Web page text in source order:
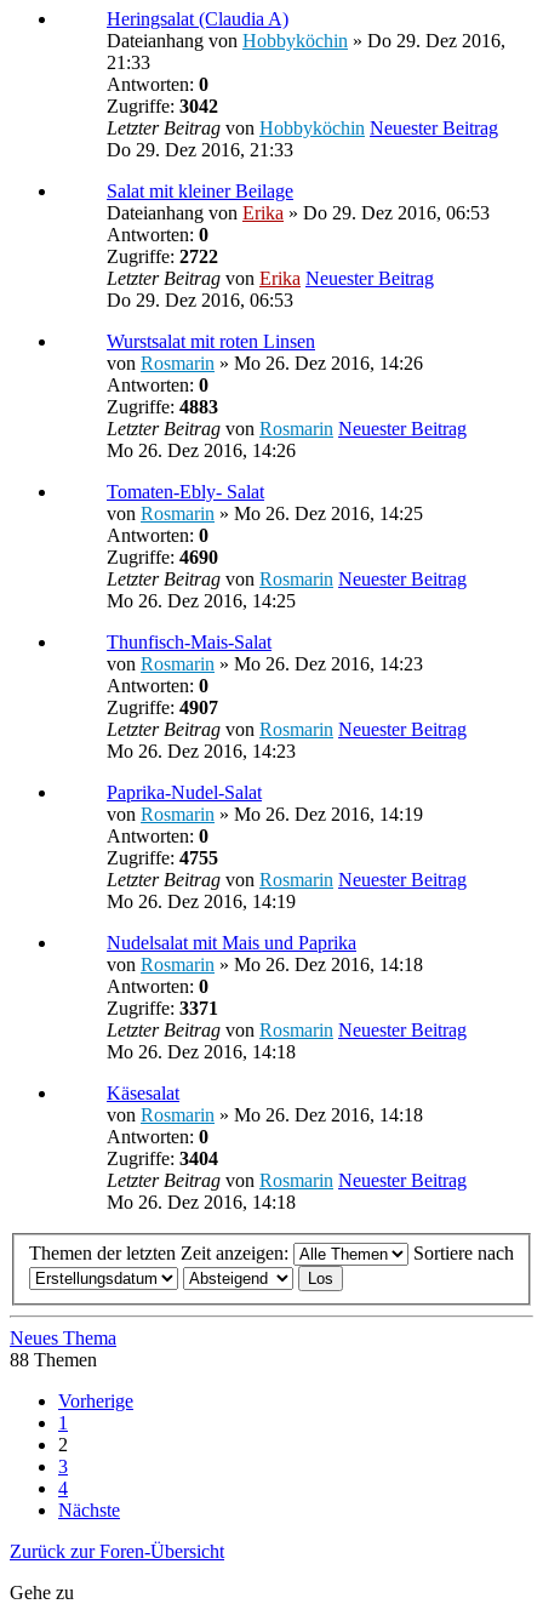
Heringsalat (Claudia A)
Dateianhang von Hobbyköchin » Do 29. Dez 2016,
21:33
Antworten: 0
Zugriffe: 3042
Letzter Beitrag von Hobbyköchin Neuester Beitrag
Do 29. Dez 2016, 21:33
Salat mit kleiner Beilage
Dateianhang von Erika » Do 29. Dez 2016, 06:53
Antworten: 0
Zugriffe: 2722
Letzter Beitrag von Erika Neuester Beitrag
Do 29. Dez 2016, 06:53
Wurstsalat mit roten Linsen
von Rosmarin » Mo 26. Dez 2016, 14:26
Antworten: 0
Zugriffe: 4883
Letzter Beitrag von Rosmarin Neuester Beitrag
Mo 26. Dez 2016, 14:26
Tomaten-Ebly- Salat
von Rosmarin » Mo 26. Dez 2016, 14:25
Antworten: 0
Zugriffe: 4690
Letzter Beitrag von Rosmarin Neuester Beitrag
Mo 26. Dez 2016, 14:25
Thunfisch-Mais-Salat
von Rosmarin » Mo 26. Dez 2016, 14:23
Antworten: 0
Zugriffe: 4907
Letzter Beitrag von Rosmarin Neuester Beitrag
Mo 26. Dez 2016, 14:23
Paprika-Nudel-Salat
von Rosmarin » Mo 26. Dez 2016, 14:19
Antworten: 0
Zugriffe: 4755
Letzter Beitrag von Rosmarin Neuester Beitrag
Mo 26. Dez 2016, 14:19
Nudelsalat mit Mais und Paprika
von Rosmarin » Mo 26. Dez 2016, 14:18
Antworten: 0
Zugriffe: 3371
Letzter Beitrag von Rosmarin Neuester Beitrag
Mo 26. Dez 2016, 14:18
Käsesalat
von Rosmarin » Mo 26. Dez 2016, 14:18
Antworten: 0
Zugriffe: 3404
Letzter Beitrag von Rosmarin Neuester Beitrag
Mo 26. Dez 2016, 14:18
Themen der letzten Zeit anzeigen: Sortiere nach
Neues Thema
88 Themen
Vorherige
1
2
3
4
Nächste
Zurück zur Foren-Übersicht
Gehe zu